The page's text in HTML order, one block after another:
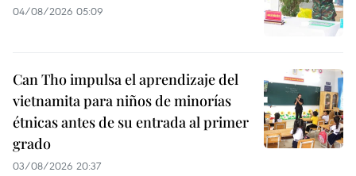
04/08/2026 05:09
Can Tho impulsa el aprendizaje del
vietnamita para niños de minorías
étnicas antes de su entrada al primer
grado
03/08/2026 20:37